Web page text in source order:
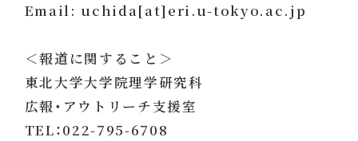
Email: uchida[at]eri.u-tokyo.ac.jp
＜報道に関すること＞
東北大学大学院理学研究科
広報・アウトリーチ支援室
TEL：022-795-6708